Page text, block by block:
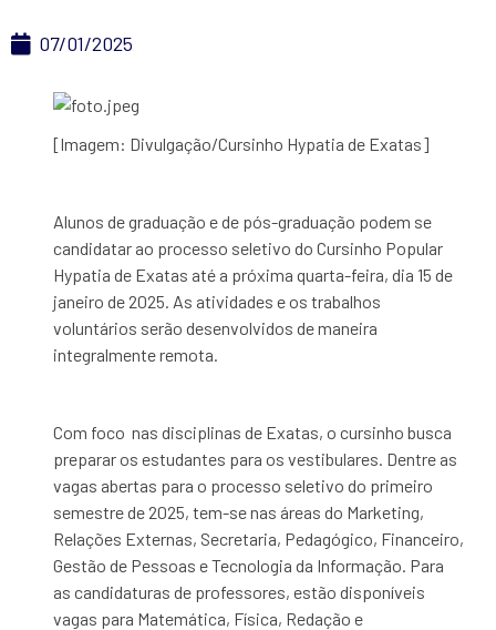
07/01/2025
[Imagem: Divulgação/Cursinho Hypatia de Exatas]
Alunos de graduação e de pós-graduação podem se
candidatar ao processo seletivo do Cursinho Popular
Hypatia de Exatas até a próxima quarta-feira, dia 15 de
janeiro de 2025. As atividades e os trabalhos
voluntários serão desenvolvidos de maneira
integralmente remota.
Com foco nas disciplinas de Exatas, o cursinho busca
preparar os estudantes para os vestibulares. Dentre as
vagas abertas para o processo seletivo do primeiro
semestre de 2025, tem-se nas áreas do Marketing,
Relações Externas, Secretaria, Pedagógico, Financeiro,
Gestão de Pessoas e Tecnologia da Informação. Para
as candidaturas de professores, estão disponíveis
vagas para Matemática, Física, Redação e